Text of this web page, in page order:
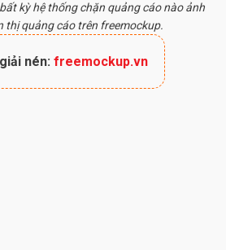
kỳ hệ thống chặn quảng cáo nào ảnh
thị quảng cáo trên freemockup.
nén: freemockup.vn